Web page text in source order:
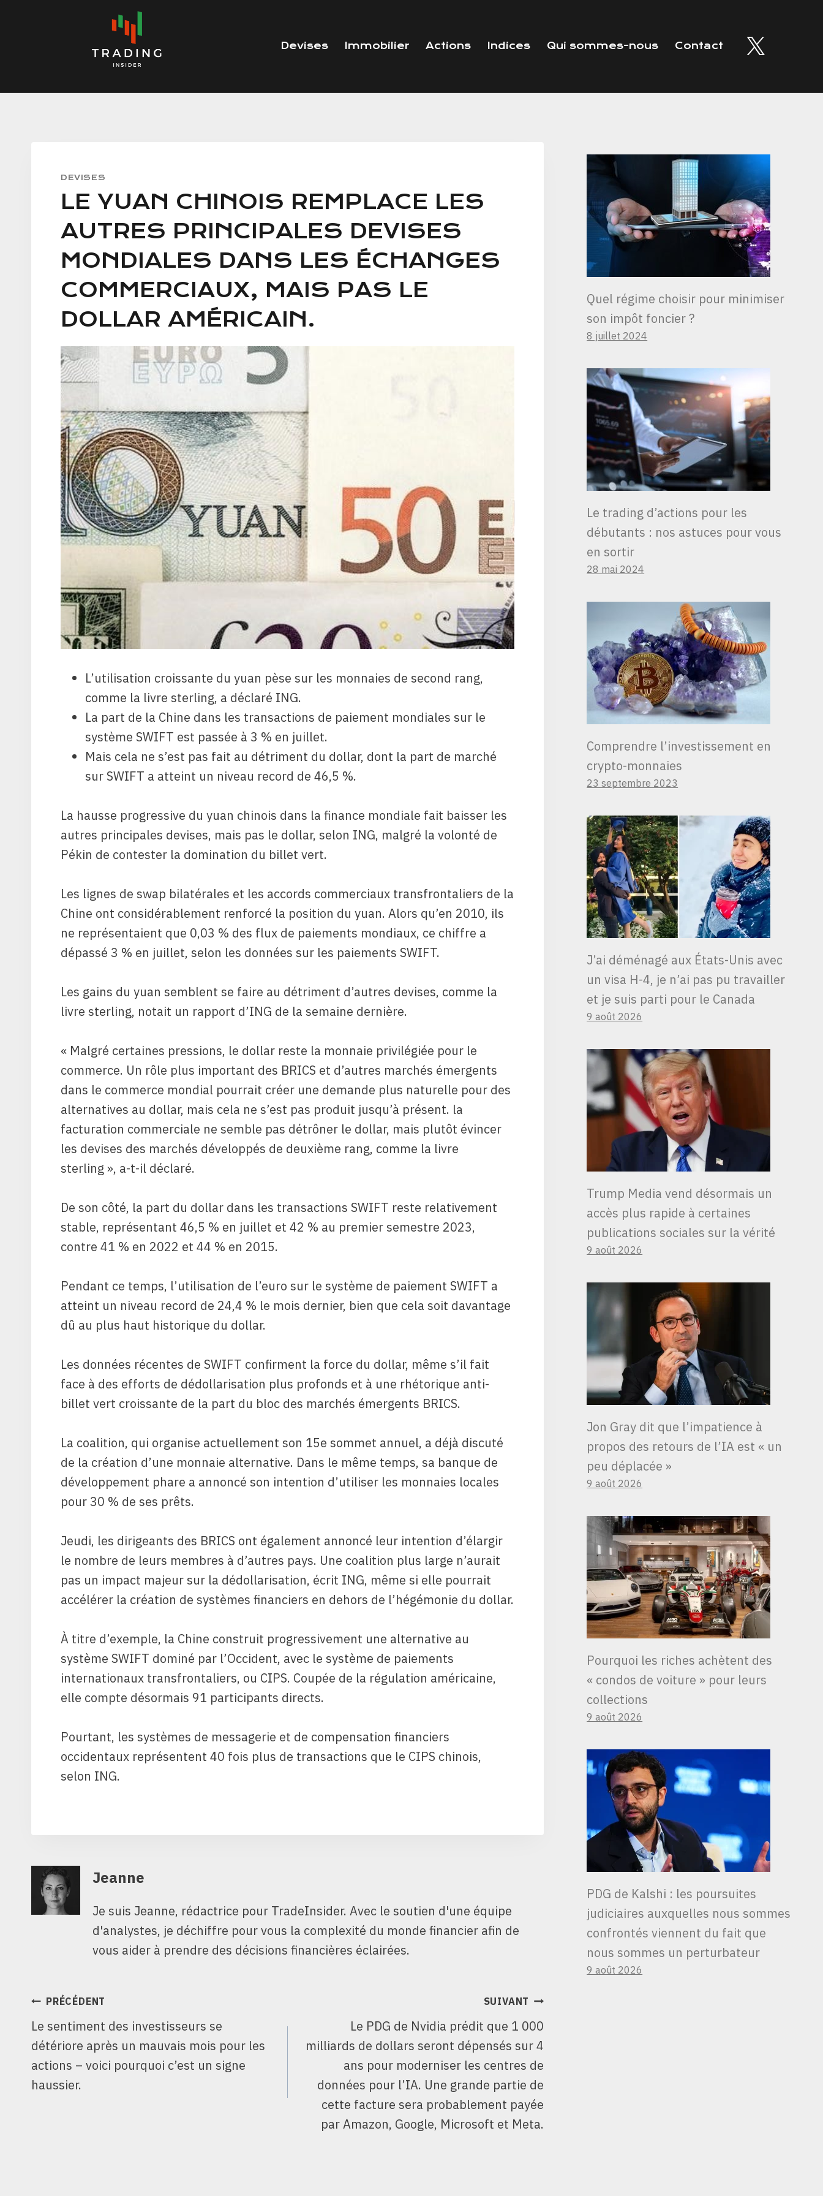
Devises Immobilier Actions Indices Qui sommes-nous Contact
DEVISES
LE YUAN CHINOIS REMPLACE LES
AUTRES PRINCIPALES DEVISES
MONDIALES DANS LES ÉCHANGES
COMMERCIAUX, MAIS PAS LE
DOLLAR AMÉRICAIN.
L’utilisation croissante du yuan pèse sur les monnaies de second rang,
comme la livre sterling, a déclaré ING.
La part de la Chine dans les transactions de paiement mondiales sur le
système SWIFT est passée à 3 % en juillet.
Mais cela ne s’est pas fait au détriment du dollar, dont la part de marché
sur SWIFT a atteint un niveau record de 46,5 %.
La hausse progressive du yuan chinois dans la finance mondiale fait baisser les
autres principales devises, mais pas le dollar, selon ING, malgré la volonté de
Pékin de contester la domination du billet vert.
Les lignes de swap bilatérales et les accords commerciaux transfrontaliers de la
Chine ont considérablement renforcé la position du yuan. Alors qu’en 2010, ils
ne représentaient que 0,03 % des flux de paiements mondiaux, ce chiffre a
dépassé 3 % en juillet, selon les données sur les paiements SWIFT.
Les gains du yuan semblent se faire au détriment d’autres devises, comme la
livre sterling, notait un rapport d’ING de la semaine dernière.
« Malgré certaines pressions, le dollar reste la monnaie privilégiée pour le
commerce. Un rôle plus important des BRICS et d’autres marchés émergents
dans le commerce mondial pourrait créer une demande plus naturelle pour des
alternatives au dollar, mais cela ne s’est pas produit jusqu’à présent. la
facturation commerciale ne semble pas détrôner le dollar, mais plutôt évincer
les devises des marchés développés de deuxième rang, comme la livre
sterling », a-t-il déclaré.
De son côté, la part du dollar dans les transactions SWIFT reste relativement
stable, représentant 46,5 % en juillet et 42 % au premier semestre 2023,
contre 41 % en 2022 et 44 % en 2015.
Pendant ce temps, l’utilisation de l’euro sur le système de paiement SWIFT a
atteint un niveau record de 24,4 % le mois dernier, bien que cela soit davantage
dû au plus haut historique du dollar.
Les données récentes de SWIFT confirment la force du dollar, même s’il fait
face à des efforts de dédollarisation plus profonds et à une rhétorique anti-
billet vert croissante de la part du bloc des marchés émergents BRICS.
La coalition, qui organise actuellement son 15e sommet annuel, a déjà discuté
de la création d’une monnaie alternative. Dans le même temps, sa banque de
développement phare a annoncé son intention d’utiliser les monnaies locales
pour 30 % de ses prêts.
Jeudi, les dirigeants des BRICS ont également annoncé leur intention d’élargir
le nombre de leurs membres à d’autres pays. Une coalition plus large n’aurait
pas un impact majeur sur la dédollarisation, écrit ING, même si elle pourrait
accélérer la création de systèmes financiers en dehors de l’hégémonie du dollar.
À titre d’exemple, la Chine construit progressivement une alternative au
système SWIFT dominé par l’Occident, avec le système de paiements
internationaux transfrontaliers, ou CIPS. Coupée de la régulation américaine,
elle compte désormais 91 participants directs.
Pourtant, les systèmes de messagerie et de compensation financiers
occidentaux représentent 40 fois plus de transactions que le CIPS chinois,
selon ING.
Jeanne
Je suis Jeanne, rédactrice pour TradeInsider. Avec le soutien d'une équipe
d'analystes, je déchiffre pour vous la complexité du monde financier afin de
vous aider à prendre des décisions financières éclairées.
NAVIGATION
DE
L’ARTICLE
PRÉCÉDENT
Le sentiment des investisseurs se
détériore après un mauvais mois pour les
actions – voici pourquoi c’est un signe
haussier.
SUIVANT
Le PDG de Nvidia prédit que 1 000
milliards de dollars seront dépensés sur 4
ans pour moderniser les centres de
données pour l’IA. Une grande partie de
cette facture sera probablement payée
par Amazon, Google, Microsoft et Meta.
Quel régime choisir pour minimiser
son impôt foncier ?
8 juillet 2024
Le trading d’actions pour les
débutants : nos astuces pour vous
en sortir
28 mai 2024
Comprendre l’investissement en
crypto-monnaies
23 septembre 2023
J’ai déménagé aux États-Unis avec
un visa H-4, je n’ai pas pu travailler
et je suis parti pour le Canada
9 août 2026
Trump Media vend désormais un
accès plus rapide à certaines
publications sociales sur la vérité
9 août 2026
Jon Gray dit que l’impatience à
propos des retours de l’IA est « un
peu déplacée »
9 août 2026
Pourquoi les riches achètent des
« condos de voiture » ​​pour leurs
collections
9 août 2026
PDG de Kalshi : les poursuites
judiciaires auxquelles nous sommes
confrontés viennent du fait que
nous sommes un perturbateur
9 août 2026